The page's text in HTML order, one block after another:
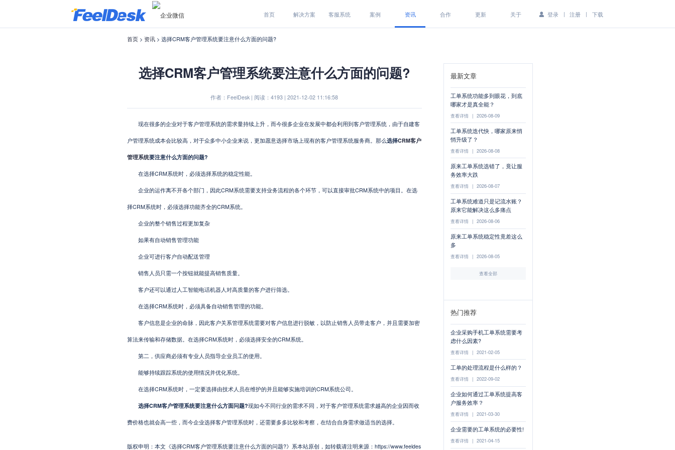
首页 解决方案 客服系统 案例 资讯 合作 更新 关于 登录 | 注册 | 下载
首页> 资讯> 选择CRM客户管理系统要注意什么方面的问题?
选择CRM客户管理系统要注意什么方面的问题?
作者：FeelDesk | 阅读：4193 | 2021-12-02 11:16:58
现在很多的企业对于客户管理系统的需求量持续上升，而今很多企业在发展中都会利用到客户管理系统，由于自建客
户管理系统成本会比较高，对于众多中小企业来说，更加愿意选择市场上现有的客户管理系统服务商。那么选择CRM客户
管理系统要注意什么方面的问题?
在选择CRM系统时，必须选择系统的稳定性能。
企业的运作离不开各个部门，因此CRM系统需要支持业务流程的各个环节，可以直接审批CRM系统中的项目。在选
择CRM系统时，必须选择功能齐全的CRM系统。
企业的整个销售过程更加复杂
如果有自动销售管理功能
企业可进行客户自动配送管理
销售人员只需一个按钮就能提高销售质量。
客户还可以通过人工智能电话机器人对高质量的客户进行筛选。
在选择CRM系统时，必须具备自动销售管理的功能。
客户信息是企业的命脉，因此客户关系管理系统需要对客户信息进行脱敏，以防止销售人员带走客户，并且需要加密
算法来传输和存储数据。在选择CRM系统时，必须选择安全的CRM系统。
第二，供应商必须有专业人员指导企业员工的使用。
能够持续跟踪系统的使用情况并优化系统。
在选择CRM系统时，一定要选择由技术人员在维护的并且能够实施培训的CRM系统公司。
选择CRM客户管理系统要注意什么方面问题?现如今不同行业的需求不同，对于客户管理系统需求越高的企业因而收
费价格也就会高一些，而今企业选择客户管理系统时，还需要多多比较和考察，在结合自身需求做适当的选择。
版权申明：本文《选择CRM客户管理系统要注意什么方面的问题?》系本站原创，如转载请注明来源：https://www.feeldes
最新文章
工单系统功能多到眼花，到底
哪家才是真全能？
查看详情 | 2026-08-09
工单系统迭代快，哪家原来悄
悄升级了？
查看详情 | 2026-08-08
原来工单系统选错了，竟让服
务效率大跌
查看详情 | 2026-08-07
工单系统难道只是记流水账？
原来它能解决这么多痛点
查看详情 | 2026-08-06
原来工单系统稳定性竟差这么
多
查看详情 | 2026-08-05
查看全部
热门推荐
企业采购手机工单系统需要考
虑什么因素?
查看详情 | 2021-02-05
工单的处理流程是什么样的？
查看详情 | 2022-09-02
企业如何通过工单系统提高客
户服务效率？
查看详情 | 2021-03-30
企业需要的工单系统的必要性!
查看详情 | 2021-04-15